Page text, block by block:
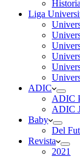
Liga
ADIC
ADIC
ADIC
Baby
Del
Revista
2021